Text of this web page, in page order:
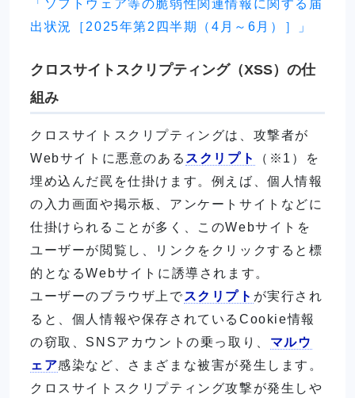
「ソフトウェア等の脆弱性関連情報に関する届
出状況［2025年第2四半期（4月～6月）］」
クロスサイトスクリプティング（XSS）の仕
組み
クロスサイトスクリプティングは、攻撃者が
Webサイトに悪意のある スクリプト
（※1）を
埋め込んだ罠を仕掛けます。例えば、個人情報
の入力画面や掲示板、アンケートサイトなどに
仕掛けられることが多く、このWebサイトを
ユーザーが閲覧し、リンクをクリックすると標
的となるWebサイトに誘導されます。
ユーザーのブラウザ上で スクリプト が実行され
ると、個人情報や保存されているCookie情報
の窃取、SNSアカウントの乗っ取り、 マルウ
ェア感染など、さまざまな被害が発生します。
クロスサイトスクリプティング攻撃が発生しや